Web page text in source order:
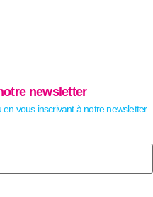
newsletter
vous inscrivant à notre newsletter.